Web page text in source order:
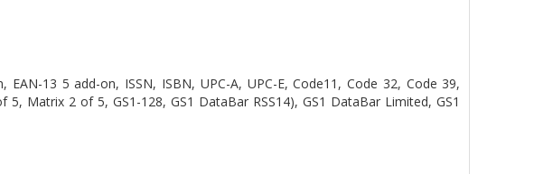
13 5 add-on, ISSN, ISBN, UPC-A, UPC-E, Code11, Code 32, Code 39,
Matrix 2 of 5, GS1-128, GS1 DataBar RSS14), GS1 DataBar Limited, GS1